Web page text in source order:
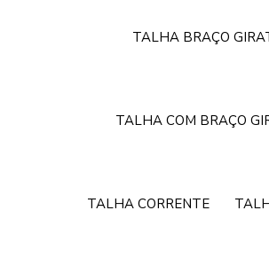
TALHA BRAÇO
TALHA COM BRAÇO
TALHA CORRENTE